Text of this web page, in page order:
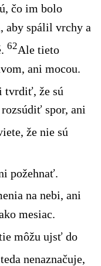
čo im bolo
aby spálil vrchy a
62Ale tieto
ani mocou.
tvrdiť, že sú
spor, ani
že nie sú
požehnať.
na nebi, ani
mesiac.
môžu ujsť do
nenaznačuje,